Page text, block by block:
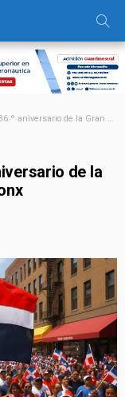
la Gran Parada Dominicana del Bronx
de la